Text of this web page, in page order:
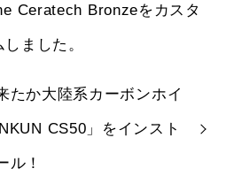
Ceratech Bronzeをカスタ
しました。
たか大陸系カーボンホイ
CS50」をインスト
ル！